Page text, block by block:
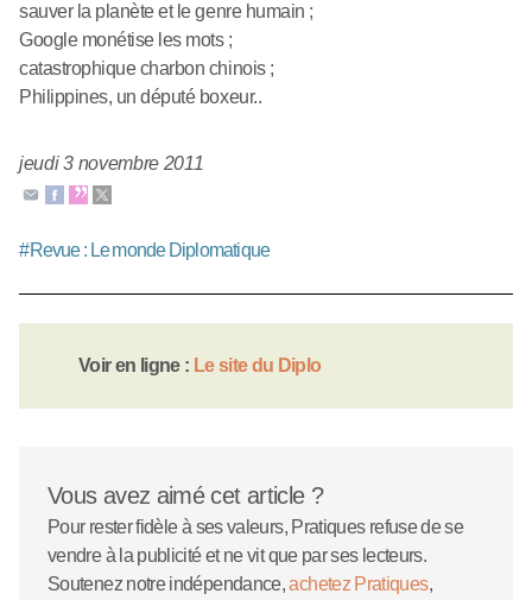
sauver la planète et le genre humain ;
Google monétise les mots ;
catastrophique charbon chinois ;
Philippines, un député boxeur..
jeudi 3 novembre 2011
#Revue : Le monde Diplomatique
Voir en ligne : Le site du Diplo
Vous avez aimé cet article ?
Pour rester fidèle à ses valeurs, Pratiques refuse de se
vendre à la publicité et ne vit que par ses lecteurs.
Soutenez notre indépendance,achetez Pratiques,